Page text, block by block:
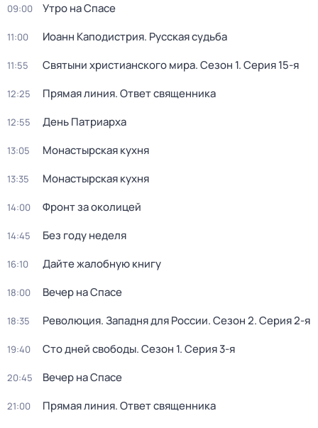
09:00 Утро на Спасе
11:00 Иоанн Каподистрия. Русская судьба
11:55 Святыни христианского мира. Сезон 1. Серия 15-я
12:25 Прямая линия. Ответ священника
12:55 День Патриарха
13:05 Монастырская кухня
13:35 Монастырская кухня
14:00 Фронт за околицей
14:45 Без году неделя
16:10 Дайте жалобную книгу
18:00 Вeчер на Спасe
18:35 Революция. Западня для России. Сезон 2. Серия 2-я
19:40 Сто дней свободы. Сезон 1. Серия 3-я
20:45 Вeчер на Спасe
21:00
Прямая линия. Ответ священника